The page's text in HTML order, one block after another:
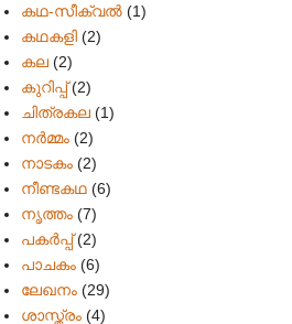
കഥ-സീക്വല്‍ (1)
കഥകളി (2)
കല (2)
കുറിപ്പ് (2)
ചിത്രകല (1)
നർമ്മം (2)
നാടകം (2)
നീണ്ടകഥ (6)
നൃത്തം (7)
പകര്‍പ്പ് (2)
പാചകം (6)
ലേഖനം (29)
ശാസ്ത്രം (4)